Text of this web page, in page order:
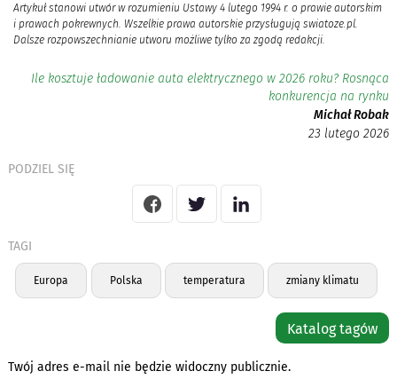
Artykuł stanowi utwór w rozumieniu Ustawy 4 lutego 1994 r. o prawie autorskim
i prawach pokrewnych. Wszelkie prawa autorskie przysługują swiatoze.pl.
Dalsze rozpowszechnianie utworu możliwe tylko za zgodą redakcji.
Ile kosztuje ładowanie auta elektrycznego w 2026 roku? Rosnąca
konkurencja na rynku
Michał Robak
23 lutego 2026
PODZIEL SIĘ
TAGI
Europa Polska temperatura zmiany klimatu
Katalog tagów
Twój adres e-mail nie będzie widoczny publicznie.